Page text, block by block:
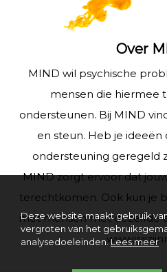
Over
MIND wil psychische
mensen die hiermee
ondersteunen. Bij MIND
en steun. Heb je ideeën
ondersteuning geregeld
MIND zorgt ervoor dat
terechtkomen. Ook kun je
met mensen met dezelfde
Deze website maakt gebruik
vergroten van het
analysedoeleinden.Lees meer